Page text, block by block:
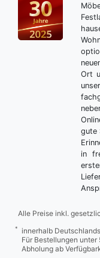
Ort
gute
in
Alle Preise inkl.
*
innerhalb
Für Bestellungen
Abholung ab